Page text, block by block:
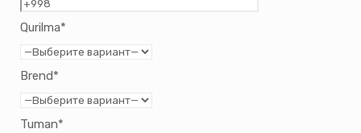
Qurilma*
Brend*
Tuman*